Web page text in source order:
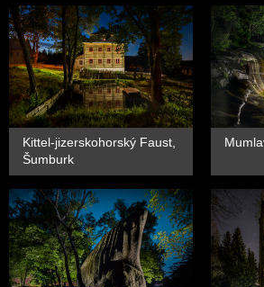
Kittel-jizerskohorský Faust,
Šumburk